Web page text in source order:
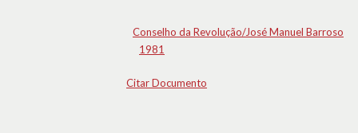
Conselho da Revolução/José Manuel Barroso
1981
Citar Documento